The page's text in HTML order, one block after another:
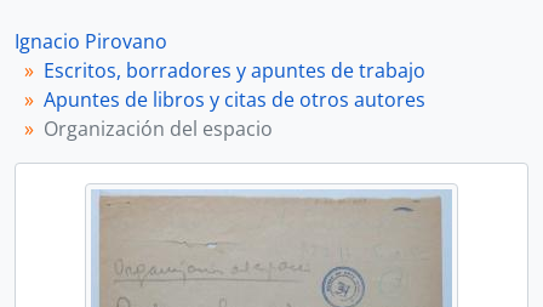
[U. D. Simple] Seurat
[U. D. Simple] [Apunte manuscrito donde se menciona a Alfredo Hlito]
[U. D. Simple] [Apunte manuscrito con citas de Paul Cézanne]
[U. D. Simple] Las relaciones entre arte y vida
[U. D. Simple] Actualidad de Chesterton: cap. 1
[U. D. Simple] L'art abstrait de Seuphor
[U. D. Simple] Maurois - Proust
Ignacio Pirovano
Escritos, borradores y apuntes de trabajo
Apuntes de libros y citas de otros autores
Organización del espacio